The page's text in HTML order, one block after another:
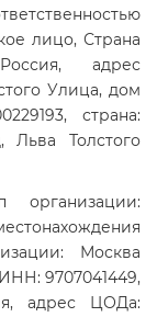
лицо, Страна
адрес
Улица, дом
страна:
Толстого
Москва
9707041449,
адрес ЦОДа: